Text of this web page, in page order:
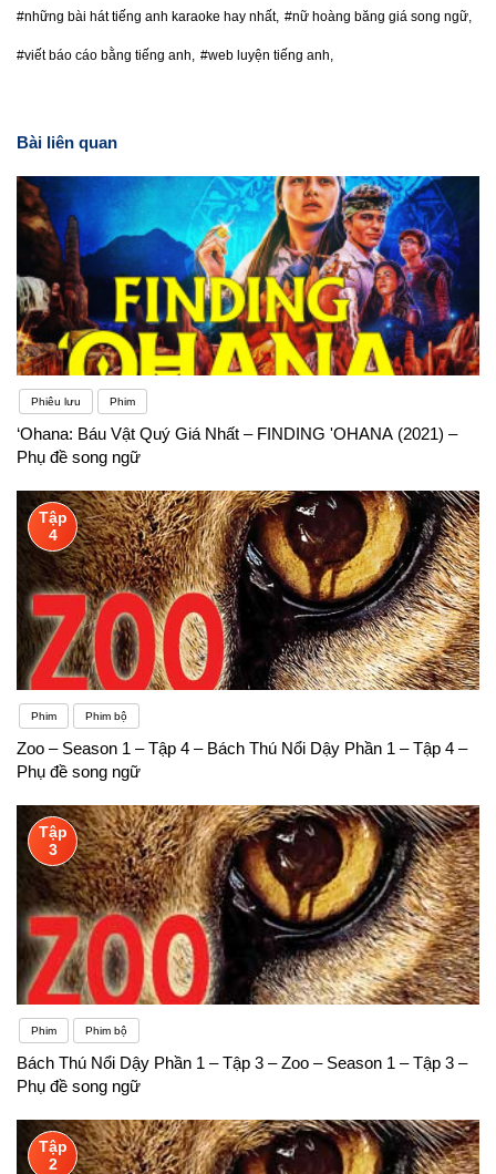
#những bài hát tiếng anh karaoke hay nhất, #nữ hoàng băng giá song ngữ,
#viết báo cáo bằng tiếng anh, #web luyện tiếng anh,
Bài liên quan
Phiêu lưu Phim
‘Ohana: Báu Vật Quý Giá Nhất – FINDING 'OHANA (2021) –
Phụ đề song ngữ
Tập
4
Phim Phim bộ
Zoo – Season 1 – Tập 4 – Bách Thú Nổi Dậy Phần 1 – Tập 4 –
Phụ đề song ngữ
Tập
3
Phim Phim bộ
Bách Thú Nổi Dậy Phần 1 – Tập 3 – Zoo – Season 1 – Tập 3 –
Phụ đề song ngữ
Tập
2